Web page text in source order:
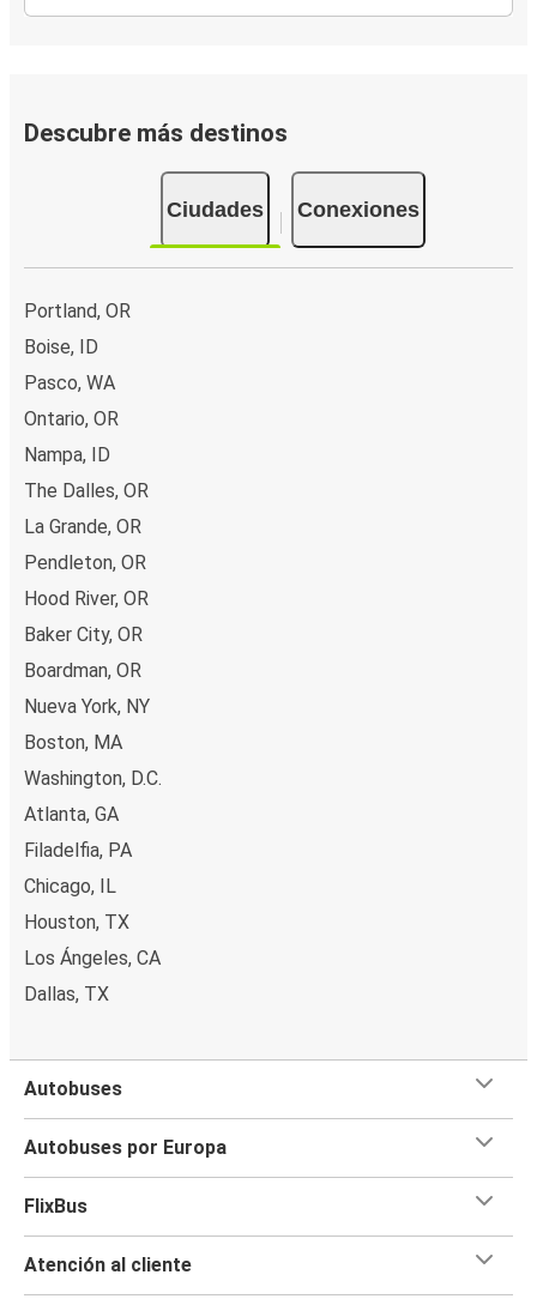
Descubre más destinos
Ciudades Conexiones
Portland, OR
Boise, ID
Pasco, WA
Ontario, OR
Nampa, ID
The Dalles, OR
La Grande, OR
Pendleton, OR
Hood River, OR
Baker City, OR
Boardman, OR
Nueva York, NY
Boston, MA
Washington, D.C.
Atlanta, GA
Filadelfia, PA
Chicago, IL
Houston, TX
Los Ángeles, CA
Dallas, TX
Autobuses
Autobuses por Europa
FlixBus
Atención al cliente